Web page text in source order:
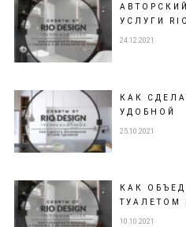
УСЛУГИ
24.12.2021
КАК
УДОБНОЙ
25.10.2021
КАК
10.10.2021